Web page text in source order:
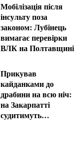
Мобілізація після
інсульту поза
законом: Лубінець
вимагає перевірки
ВЛК на Полтавщині
Прикував
кайданками до
драбини на всю ніч:
на Закарпатті
судитимуть